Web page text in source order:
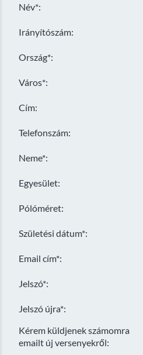
Név*:
Irányítószám:
Ország*:
Város*:
Cím:
Telefonszám:
Neme*:
Egyesület:
Pólóméret:
Születési dátum*:
Email cím*:
Jelszó*:
Jelszó újra*:
Kérem küldjenek számomra
emailt új versenyekről: